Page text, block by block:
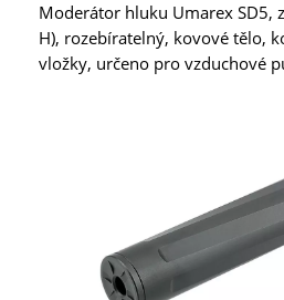
Moderátor hluku Umarex SD5,
H), rozebíratelný, kovové tělo,
vložky, určeno pro vzduchové